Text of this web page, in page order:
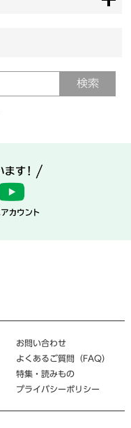
お問い合わせ
よくあるご質問（FAQ）
特集・読みもの
プライバシーポリシー